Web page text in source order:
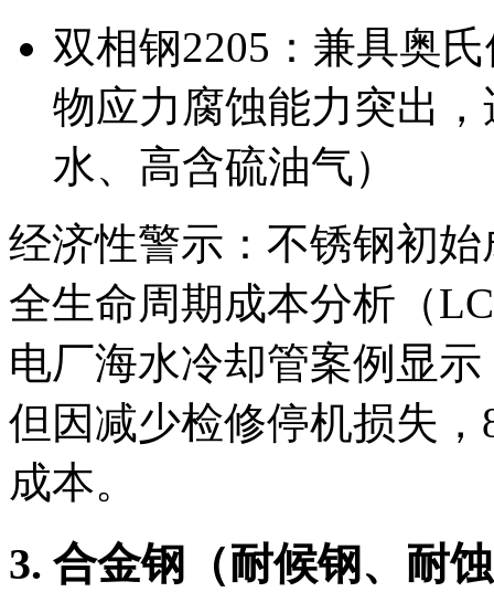
双相钢2205：兼具奥
物应力腐蚀能力突出
水、高含硫油气）
经济性警示：不锈钢初
全生命周期成本分析（
电厂海水冷却管案例显
但因减少检修停机损失
成本。
3. 合金钢（耐候钢、耐